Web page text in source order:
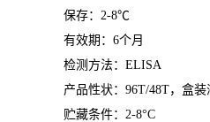
保存： 2-8℃
有效期： 6个月
检测方法： ELISA
产品性状： 96T/48T，盒装
贮藏条件： 2-8°C